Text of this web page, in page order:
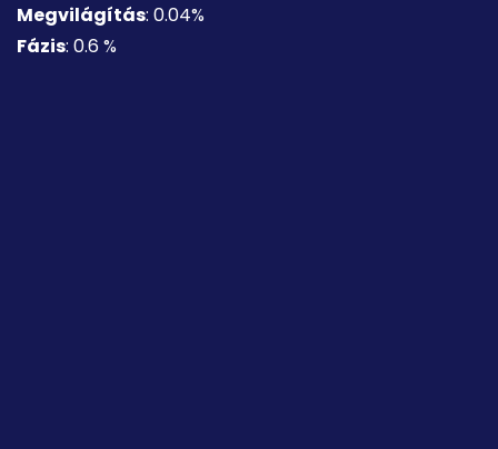
Megvilágítás: 0.04%
Fázis: 0.6 %